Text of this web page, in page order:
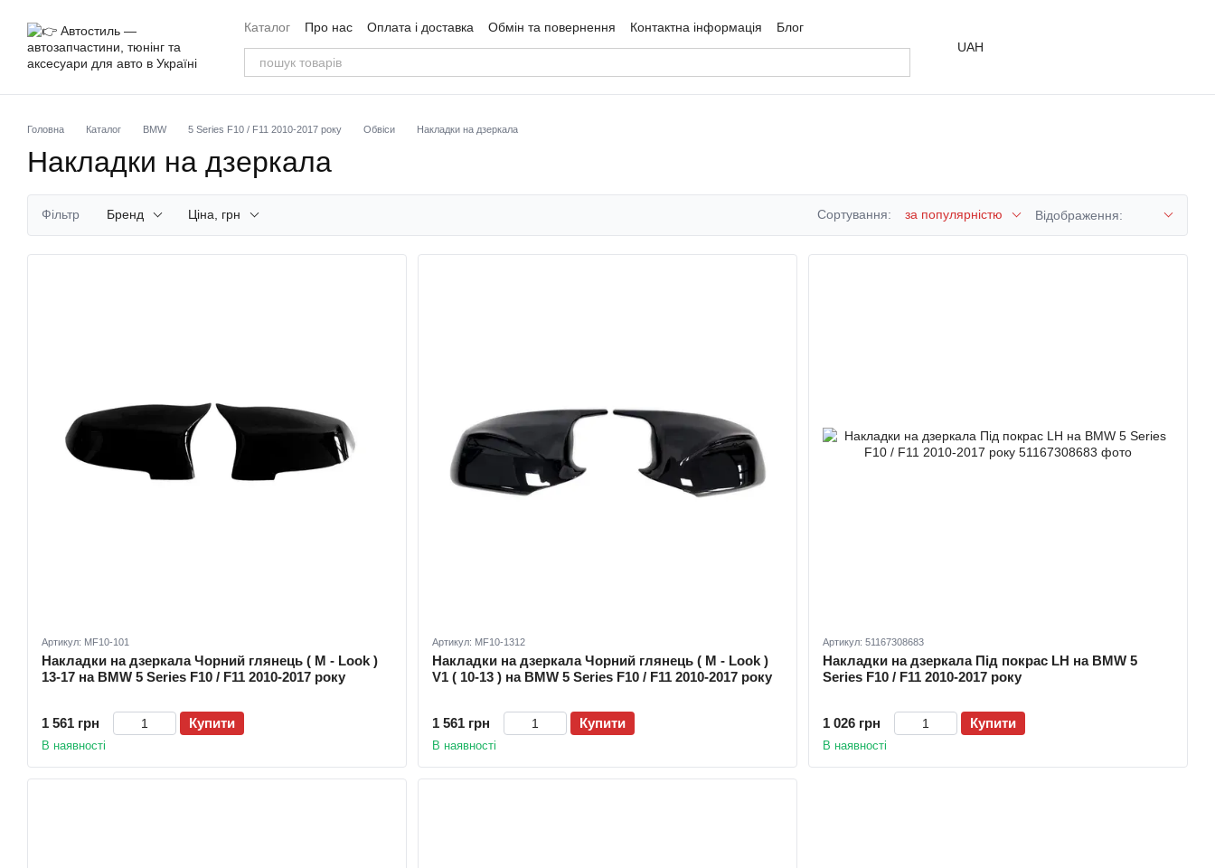
Каталог
Про нас Оплата і доставка Обмін та повернення Контактна інформація
Блог
Угода користувача
Відгуки про магазин UAH
Головна Каталог BMW 5 Series F10 / F11 2010-2017 року Обвіси Накладки на дзеркала
Накладки на дзеркала
Фільтр Бренд Ціна, грн Сортування: за популярністю Відображення:
Артикул: MF10-101
Накладки на дзеркала Чорний глянець ( M - Look )
13-17 на BMW 5 Series F10 / F11 2010-2017 року
1 561 грн Купити
В наявності
Артикул: MF10-1312
Накладки на дзеркала Чорний глянець ( M - Look )
V1 ( 10-13 ) на BMW 5 Series F10 / F11 2010-2017 року
1 561 грн Купити
В наявності
Артикул: 51167308683
Накладки на дзеркала Під покрас LH на BMW 5
Series F10 / F11 2010-2017 року
1 026 грн Купити
В наявності